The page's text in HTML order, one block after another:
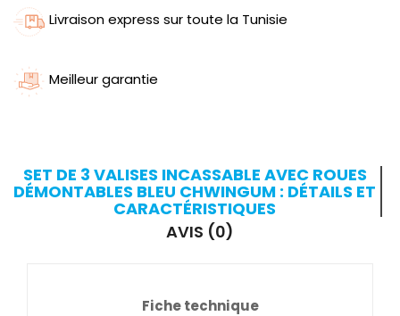
Livraison express sur toute la Tunisie
Meilleur garantie
SET DE 3 VALISES INCASSABLE AVEC ROUES
DÉMONTABLES BLEU CHWINGUM : DÉTAILS ET
CARACTÉRISTIQUES
AVIS (0)
Fiche technique